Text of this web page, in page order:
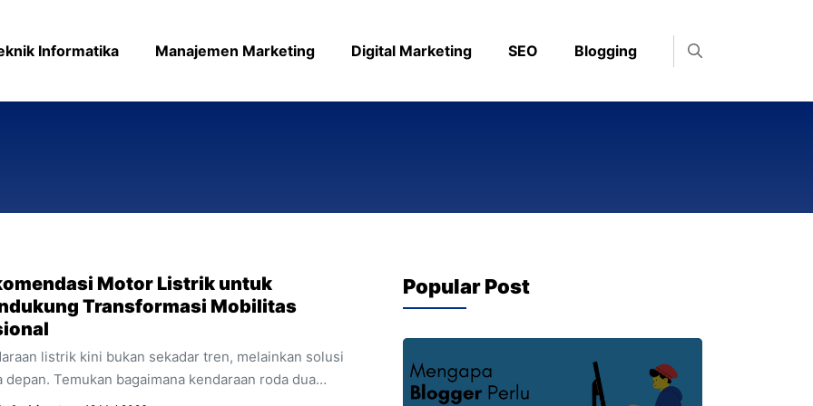
Informatika Manajemen Marketing Digital Marketing SEO Blogging
Motor Listrik untuk
Transformasi Mobilitas
listrik kini bukan sekadar tren, melainkan solusi
depan. Temukan bagaimana kendaraan roda dua
baterai ini mendukung efisiensi energi dan
Popular Post